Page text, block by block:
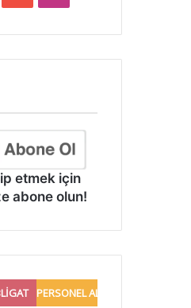
etmek için
abone olun!